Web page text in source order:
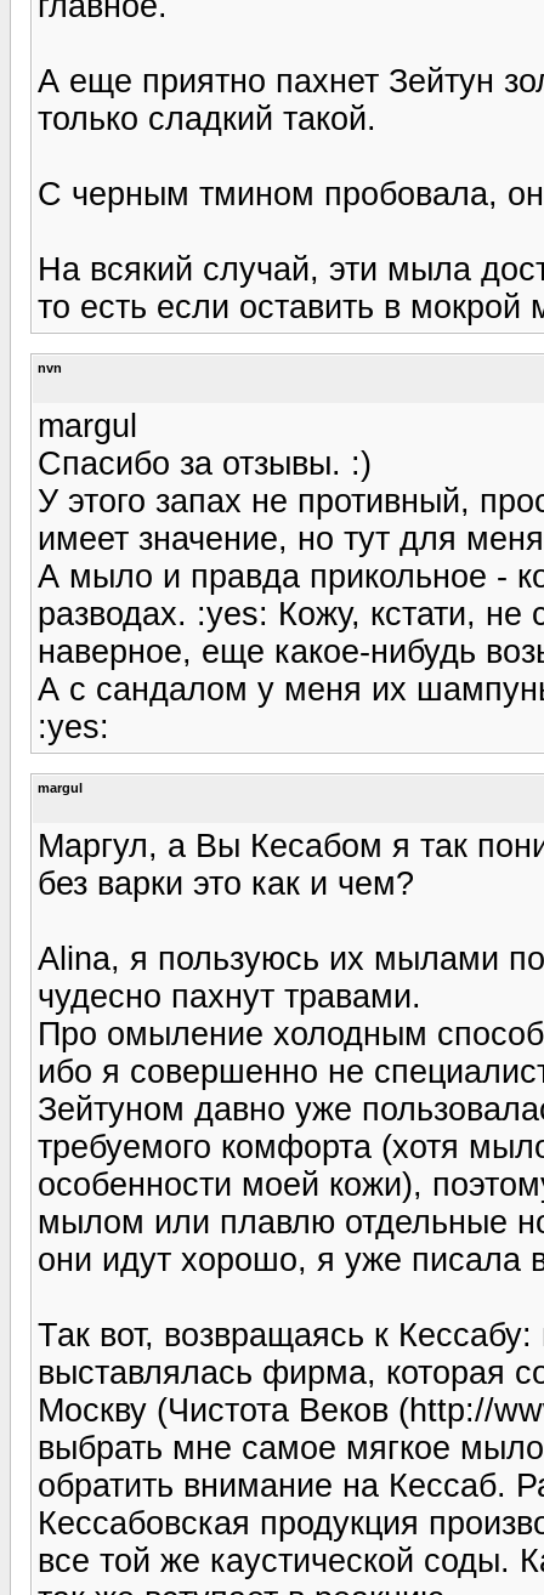
А еще приятно пахнет Зейтун
только сладкий такой.
С черным тмином пробовала,
На всякий случай, эти мыла
то есть если оставить в
nvn
margul
Спасибо за отзывы. :)
У этого запах не противный,
имеет значение, но тут для
А мыло и правда прикольное -
разводах. :yes: Кожу, кстати,
наверное, еще какое-нибудь
А с сандалом у меня их
:yes:
margul
Маргул, а Вы Кесабом я так
без варки это как и чем?
Alina, я пользуюсь их мылами
чудесно пахнут травами.
Про омыление холодным
ибо я совершенно не
Зейтуном давно уже
требуемого комфорта (хотя
особенности моей кожи),
мылом или плавлю отдельные
они идут хорошо, я уже писала
Так вот, возвращаясь к
выставлялась фирма, которая
Москву (Чистота Веков (http://
выбрать мне самое мягкое
обратить внимание на Кессаб.
Кессабовская продукция
все той же каустической соды.